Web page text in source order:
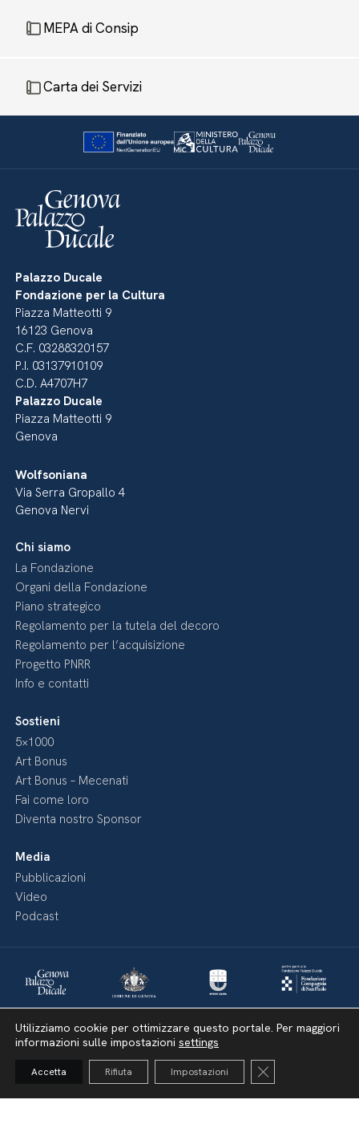
MEPA di Consip
Carta dei Servizi
Palazzo Ducale
Fondazione per la Cultura
Piazza Matteotti 9
16123 Genova
C.F. 03288320157
P.I. 03137910109
C.D. A4707H7
Palazzo Ducale
Piazza Matteotti 9
Genova
Wolfsoniana
Via Serra Gropallo 4
Genova Nervi
Chi siamo
La Fondazione
Organi della Fondazione
Piano strategico
Regolamento per la tutela del decoro
Regolamento per l’acquisizione
Progetto PNRR
Info e contatti
Sostieni
5×1000
Art Bonus
Art Bonus – Mecenati
Fai come loro
Diventa nostro Sponsor
Media
Pubblicazioni
Video
Podcast
Utilizziamo cookie per ottimizzare questo portale. Per maggiori
informazioni sulle impostazioni settings
Accetta Rifiuta Impostazioni Close GDPR